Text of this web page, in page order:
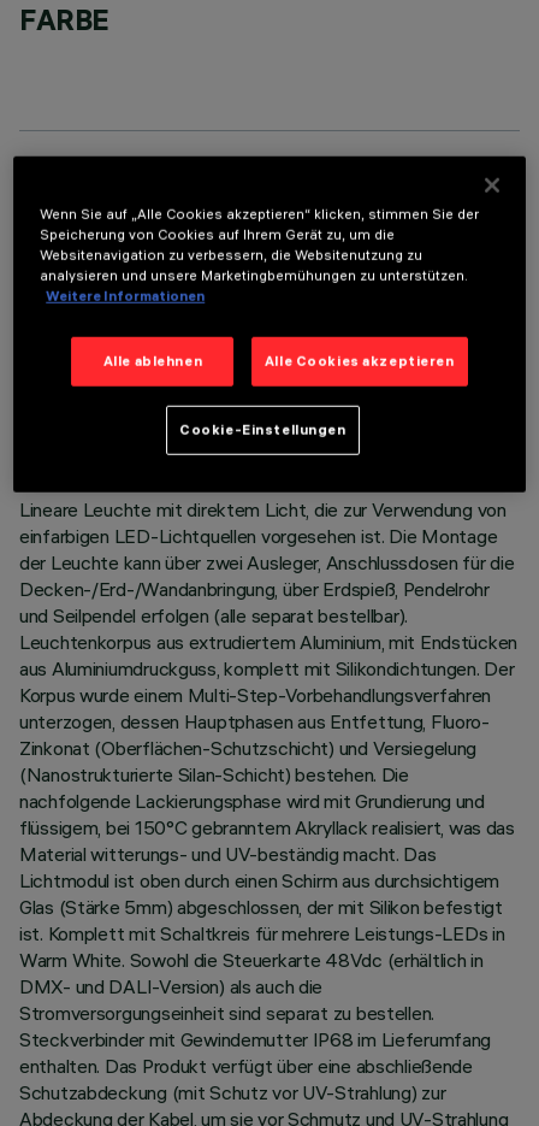
FARBE
TECHNISCHE DATEN
LETZTES UPDATE: 06.08.2026
Lineare Leuchte mit direktem Licht, die zur Verwendung von
einfarbigen LED-Lichtquellen vorgesehen ist. Die Montage
der Leuchte kann über zwei Ausleger, Anschlussdosen für die
Decken-/Erd-/Wandanbringung, über Erdspieß, Pendelrohr
und Seilpendel erfolgen (alle separat bestellbar).
Leuchtenkorpus aus extrudiertem Aluminium, mit Endstücken
aus Aluminiumdruckguss, komplett mit Silikondichtungen. Der
Korpus wurde einem Multi-Step-Vorbehandlungsverfahren
unterzogen, dessen Hauptphasen aus Entfettung, Fluoro-
Zinkonat (Oberflächen-Schutzschicht) und Versiegelung
(Nanostrukturierte Silan-Schicht) bestehen. Die
nachfolgende Lackierungsphase wird mit Grundierung und
flüssigem, bei 150°C gebranntem Akryllack realisiert, was das
Material witterungs- und UV-beständig macht. Das
Lichtmodul ist oben durch einen Schirm aus durchsichtigem
Glas (Stärke 5mm) abgeschlossen, der mit Silikon befestigt
ist. Komplett mit Schaltkreis für mehrere Leistungs-LEDs in
Warm White. Sowohl die Steuerkarte 48Vdc (erhältlich in
DMX- und DALI-Version) als auch die
Stromversorgungseinheit sind separat zu bestellen.
Steckverbinder mit Gewindemutter IP68 im Lieferumfang
enthalten. Das Produkt verfügt über eine abschließende
Schutzabdeckung (mit Schutz vor UV-Strahlung) zur
Abdeckung der Kabel, um sie vor Schmutz und UV-Strahlung
Wenn Sie auf „Alle Cookies akzeptieren“ klicken, stimmen Sie der
Speicherung von Cookies auf Ihrem Gerät zu, um die
Websitenavigation zu verbessern, die Websitenutzung zu
analysieren und unsere Marketingbemühungen zu unterstützen.
Weitere Informationen
Alle ablehnen Alle Cookies akzeptieren
Cookie-Einstellungen